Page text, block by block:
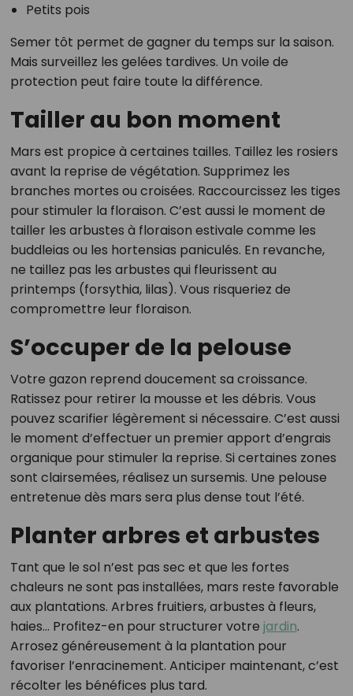
Petits pois
Semer tôt permet de gagner du temps sur la saison.
Mais surveillez les gelées tardives. Un voile de
protection peut faire toute la différence.
Tailler au bon moment
Mars est propice à certaines tailles. Taillez les rosiers
avant la reprise de végétation. Supprimez les
branches mortes ou croisées. Raccourcissez les tiges
pour stimuler la floraison. C’est aussi le moment de
tailler les arbustes à floraison estivale comme les
buddleias ou les hortensias paniculés. En revanche,
ne taillez pas les arbustes qui fleurissent au
printemps (forsythia, lilas). Vous risqueriez de
compromettre leur floraison.
S’occuper de la pelouse
Votre gazon reprend doucement sa croissance.
Ratissez pour retirer la mousse et les débris. Vous
pouvez scarifier légèrement si nécessaire. C’est aussi
le moment d’effectuer un premier apport d’engrais
organique pour stimuler la reprise. Si certaines zones
sont clairsemées, réalisez un sursemis. Une pelouse
entretenue dès mars sera plus dense tout l’été.
Planter arbres et arbustes
Tant que le sol n’est pas sec et que les fortes
chaleurs ne sont pas installées, mars reste favorable
aux plantations. Arbres fruitiers, arbustes à fleurs,
haies… Profitez-en pour structurer votre jardin.
Arrosez généreusement à la plantation pour
favoriser l’enracinement. Anticiper maintenant, c’est
récolter les bénéfices plus tard.